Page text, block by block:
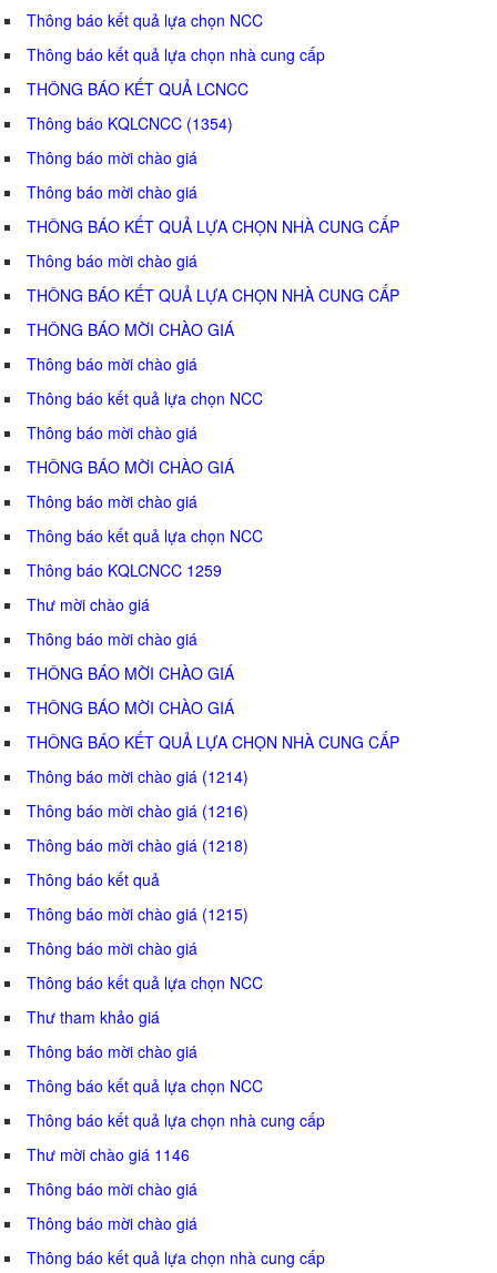
Thông báo kết quả lựa chọn NCC
Thông báo kết quả lựa chọn nhà cung cấp
THÔNG BÁO KẾT QUẢ LCNCC
Thông báo KQLCNCC (1354)
Thông báo mời chào giá
Thông báo mời chào giá
THÔNG BÁO KẾT QUẢ LỰA CHỌN NHÀ CUNG CẤP
Thông báo mời chào giá
THÔNG BÁO KẾT QUẢ LỰA CHỌN NHÀ CUNG CẤP
THÔNG BÁO MỜI CHÀO GIÁ
Thông báo mời chào giá
Thông báo kết quả lựa chọn NCC
Thông báo mời chào giá
THÔNG BÁO MỜI CHÀO GIÁ
Thông báo mời chào giá
Thông báo kết quả lựa chọn NCC
Thông báo KQLCNCC 1259
Thư mời chào giá
Thông báo mời chào giá
THÔNG BÁO MỜI CHÀO GIÁ
THÔNG BÁO MỜI CHÀO GIÁ
THÔNG BÁO KẾT QUẢ LỰA CHỌN NHÀ CUNG CẤP
Thông báo mời chào giá (1214)
Thông báo mời chào giá (1216)
Thông báo mời chào giá (1218)
Thông báo kết quả
Thông báo mời chào giá (1215)
Thông báo mời chào giá
Thông báo kết quả lựa chọn NCC
Thư tham khảo giá
Thông báo mời chào giá
Thông báo kết quả lựa chọn NCC
Thông báo kết quả lựa chọn nhà cung cấp
Thư mời chào giá 1146
Thông báo mời chào giá
Thông báo mời chào giá
Thông báo kết quả lựa chọn nhà cung cấp